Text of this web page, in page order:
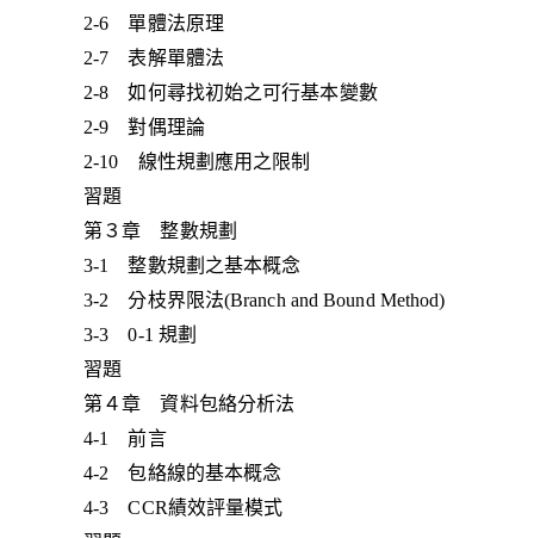
2-6 單體法原理
2-7 表解單體法
2-8 如何尋找初始之可行基本變數
2-9 對偶理論
2-10 線性規劃應用之限制
習題
第３章 整數規劃
3-1 整數規劃之基本概念
3-2 分枝界限法(Branch and Bound Method)
3-3 0-1 規劃
習題
第４章 資料包絡分析法
4-1 前言
4-2 包絡線的基本概念
4-3 CCR績效評量模式